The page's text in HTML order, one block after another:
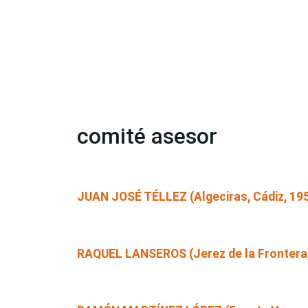
comité asesor
JUAN JOSÉ TÉLLEZ (Algeciras, Cádiz,
RAQUEL LANSEROS (Jerez de la